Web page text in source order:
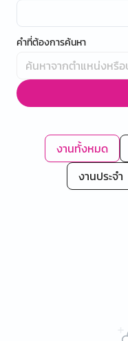
คำที่ต้องการค้นหา
งานทั้งหมด
งานประจำ